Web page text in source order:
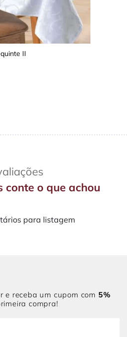
II
conte o que achou
para listagem
e receba um cupom com 5%
compra!